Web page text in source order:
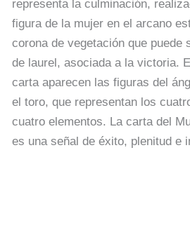
representa la culminación,
figura de la mujer en el arcano
corona de vegetación que puede
de laurel, asociada a la victoria.
carta aparecen las figuras del
el toro, que representan los
cuatro elementos. La carta del
es una señal de éxito, plenitud e